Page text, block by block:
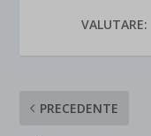
VALUTARE:
PRECEDENTE